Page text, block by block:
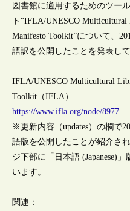
図書館に適用するためのツー
ト“IFLA/UNESCO
Manifesto Toolkit”について、
語訳を公開したことを発表して
IFLA/UNESCO Multicultural
Toolkit（IFLA）
https://www.ifla.org/node/8977
※更新内容（updates）の欄で
語版を公開したことが紹介さ
ジ下部に「日本語 (Japanese)
います。
関連：